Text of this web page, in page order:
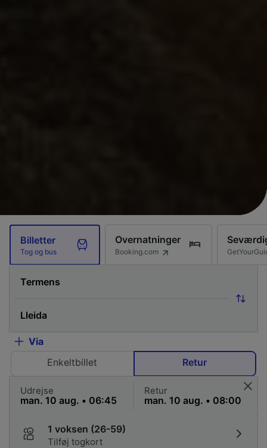
Billetter
Tog og bus
Overnatninger
Booking.com
Via
Enkeltbillet
Retur
Udrejse Retur
1 voksen (26-59)
Tilføj togkort